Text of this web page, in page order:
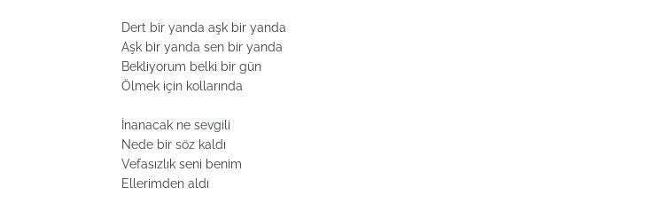
Dert bir yanda aşk bir yanda
Aşk bir yanda sen bir yanda
Bekliyorum belki bir gün
Ölmek için kollarında
İnanacak ne sevgili
Nede bir söz kaldı
Vefasızlık seni benim
Ellerimden aldı